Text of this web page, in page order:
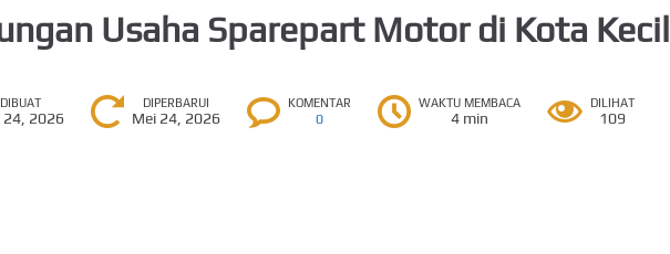
Usaha Sparepart Motor di Kota Kecil
DIBUAT
24, 2026
DIPERBARUI
Mei 24, 2026
KOMENTAR
0
WAKTU MEMBACA
4 min
DILIHAT
109